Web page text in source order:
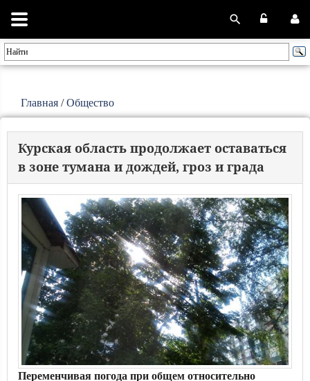
Главная /Общество
Курская область продолжает оставаться
в зоне тумана и дождей, гроз и града
Переменчивая погода при общем относительно